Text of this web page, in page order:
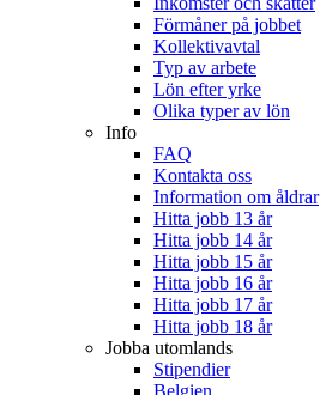
Förmåner på jobbet
Kollektivavtal
Typ av arbete
Lön efter yrke
Olika typer av lön
Info
FAQ
Kontakta oss
Information om åldrar
Hitta jobb 13 år
Hitta jobb 14 år
Hitta jobb 15 år
Hitta jobb 16 år
Hitta jobb 17 år
Hitta jobb 18 år
Jobba utomlands
Stipendier
Belgien